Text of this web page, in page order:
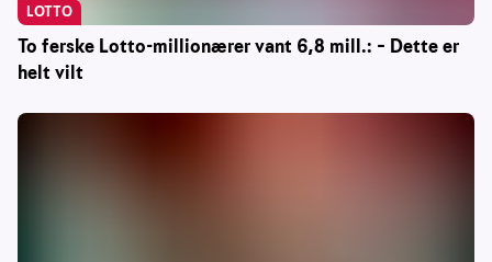
To ferske Lotto-millionærer vant 6,8 mill.: – Dette er
helt vilt
LOTTO